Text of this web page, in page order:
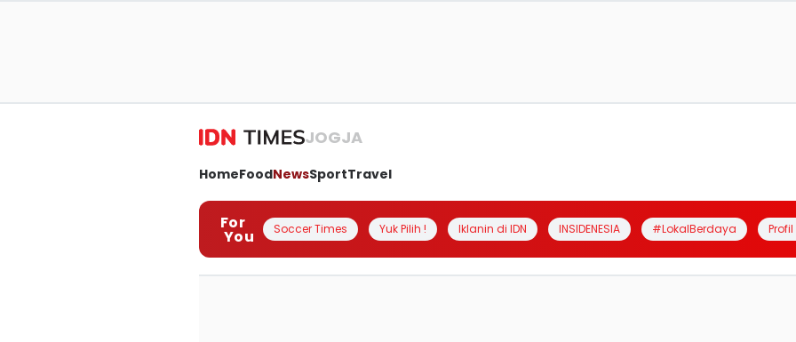
JOGJA
HomeFoodNewsSportTravel
For
You Soccer Times Yuk Pilih ! Iklanin di IDN INSIDENESIA #LokalBerdaya